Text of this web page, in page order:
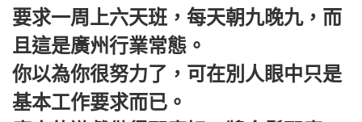
要求一周上六天班，每天朝九晚九，而
且這是廣州行業常態。
你以為你很努力了，可在別人眼中只是
基本工作要求而已。